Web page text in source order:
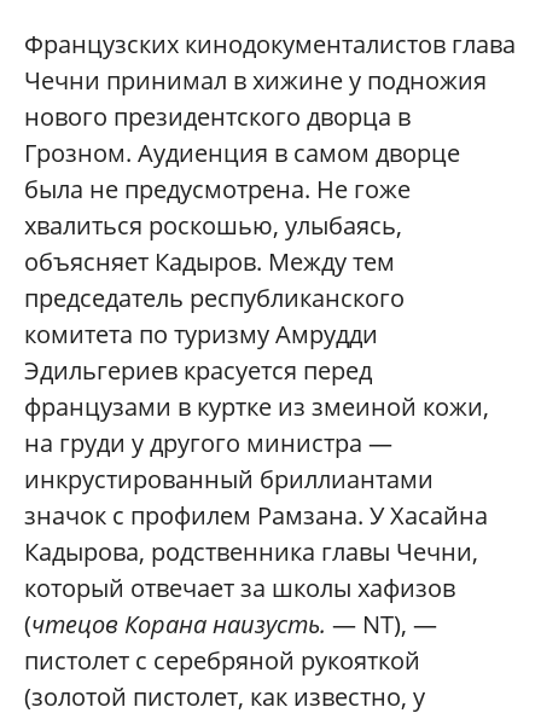
Французских кинодокументалистов глава
Чечни принимал в хижине у подножия
нового президентского дворца в
Грозном. Аудиенция в самом дворце
была не предусмотрена. Не гоже
хвалиться роскошью, улыбаясь,
объясняет Кадыров. Между тем
председатель республиканского
комитета по туризму Амрудди
Эдильгериев красуется перед
французами в куртке из змеиной кожи,
на груди у другого министра —
инкрустированный бриллиантами
значок с профилем Рамзана. У Хасайна
Кадырова, родственника главы Чечни,
который отвечает за школы хафизов
(чтецов Корана наизусть. — NT), —
пистолет с серебряной рукояткой
(золотой пистолет, как известно, у